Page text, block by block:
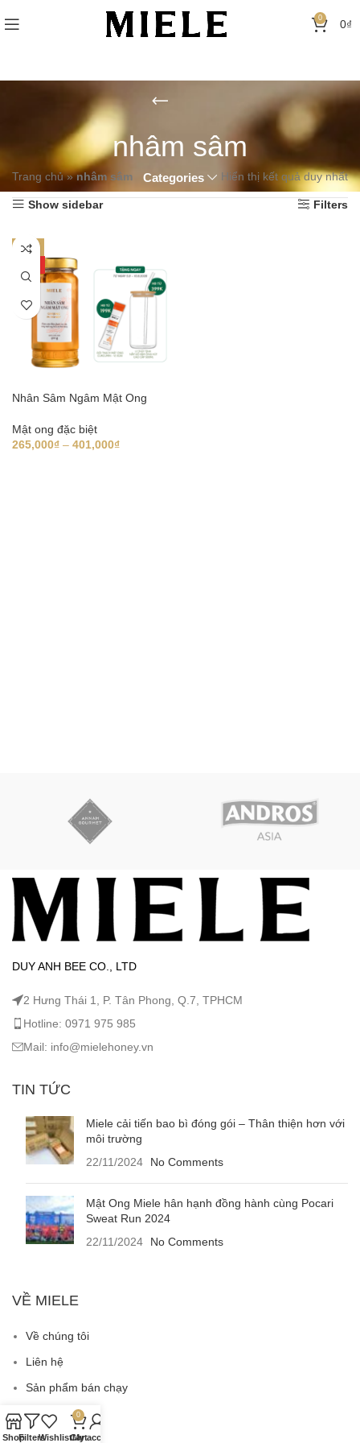
0 0₫
nhâm sâm
Categories
Trang chủ»nhâm sâm Hiển thị kết quả duy nhất
Show sidebar Filters
-7%
Nhân Sâm Ngâm Mật Ong
Mật ong đặc biệt
265,000₫ – 401,000₫
DUY ANH BEE CO., LTD
2 Hưng Thái 1, P. Tân Phong, Q.7, TPHCM
Hotline: 0971 975 985
Mail: info@mielehoney.vn
TIN TỨC
Miele cải tiến bao bì đóng gói – Thân thiện hơn với
môi trường
22/11/2024
No Comments
Mật Ong Miele hân hạnh đồng hành cùng Pocari
Sweat Run 2024
22/11/2024
No Comments
VỀ MIELE
Về chúng tôi
Liên hệ
Sản phẩm bán chạy
Tuyển dụng
ShopFiltersWishlist
0
Cart
My account